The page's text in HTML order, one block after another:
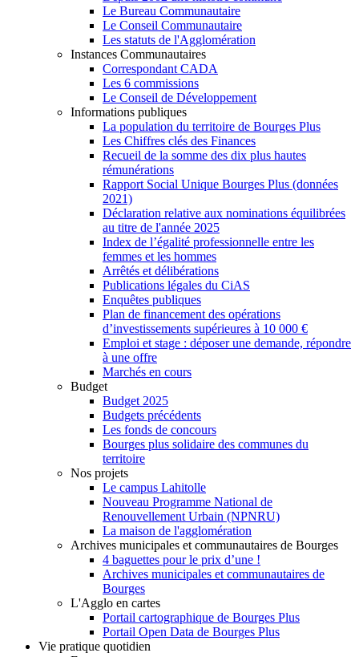
Le Bureau Communautaire
Le Conseil Communautaire
Les statuts de l'Agglomération
Instances Communautaires
Correspondant CADA
Les 6 commissions
Le Conseil de Développement
Informations publiques
La population du territoire de Bourges Plus
Les Chiffres clés des Finances
Recueil de la somme des dix plus hautes
rémunérations
Rapport Social Unique Bourges Plus (données
2021)
Déclaration relative aux nominations équilibrées
au titre de l'année 2025
Index de l’égalité professionnelle entre les
femmes et les hommes
Arrêtés et délibérations
Publications légales du CiAS
Enquêtes publiques
Plan de financement des opérations
d’investissements supérieures à 10 000 €
Emploi et stage : déposer une demande, répondre
à une offre
Marchés en cours
Budget
Budget 2025
Budgets précédents
Les fonds de concours
Bourges plus solidaire des communes du
territoire
Nos projets
Le campus Lahitolle
Nouveau Programme National de
Renouvellement Urbain (NPNRU)
La maison de l'agglomération
Archives municipales et communautaires de Bourges
4 baguettes pour le prix d’une !
Archives municipales et communautaires de
Bourges
L'Agglo en cartes
Portail cartographique de Bourges Plus
Portail Open Data de Bourges Plus
Vie pratique quotidien